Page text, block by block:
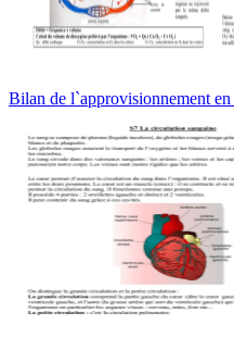
Bilan de l`approvisionnement